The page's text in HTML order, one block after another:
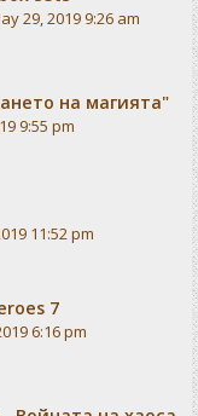
29, 2019 9:26 am
на магията"
9:55 pm
11:52 pm
7
6:16 pm